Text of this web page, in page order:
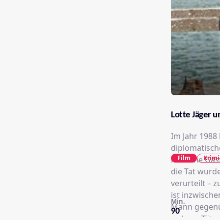
Lotte Jäger
Im Jahr
hübsche
die Tat
verurteilt – zu
ist
Mann
90
Min.
Film Krimi